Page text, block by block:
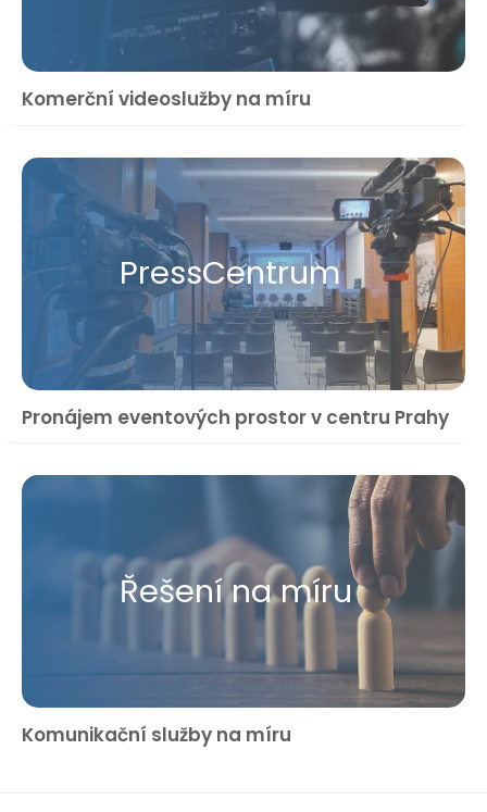
Komerční videoslužby na míru
Press​Centrum
Pronájem eventových prostor v centru Prahy
Řešení na míru
Komunikační služby na míru